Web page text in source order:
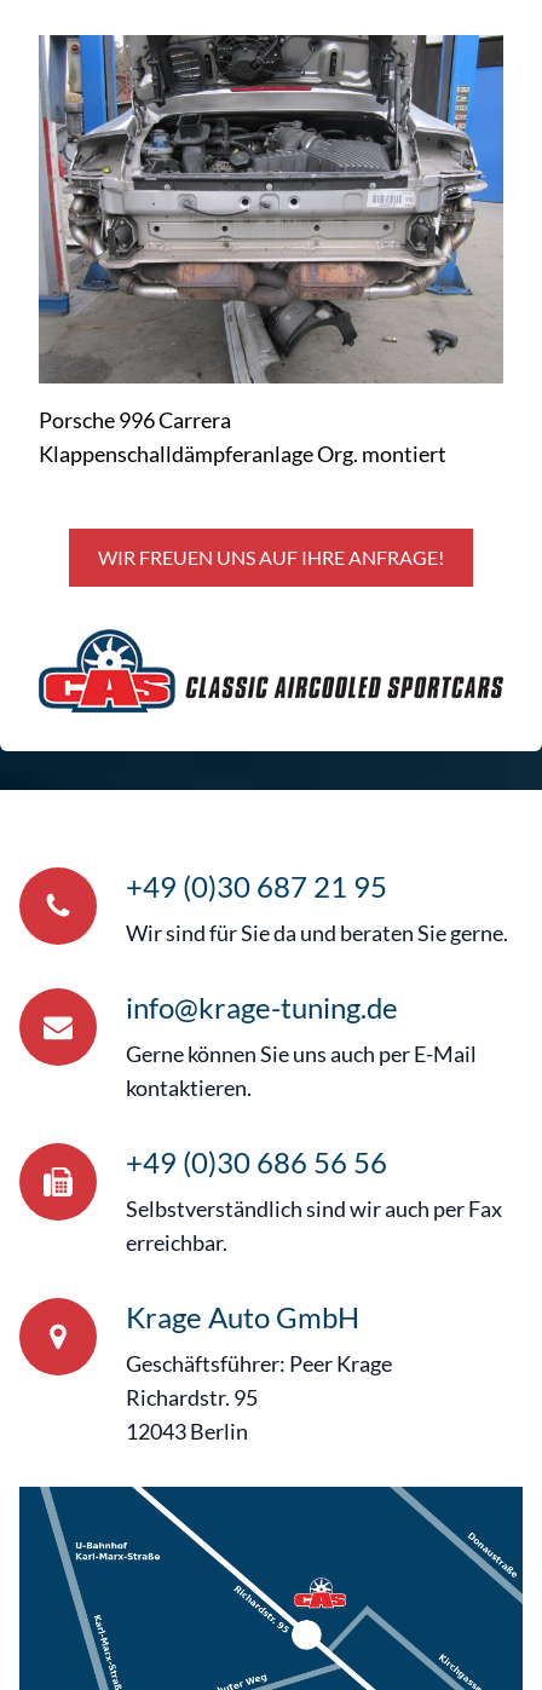
Porsche 996 Carrera
Klappenschalldämpferanlage Org. montiert
WIR FREUEN UNS AUF IHRE ANFRAGE!
+49 (0)30 687 21 95
Wir sind für Sie da und beraten Sie gerne.
info@krage-tuning.de
Gerne können Sie uns auch per E-Mail
kontaktieren.
+49 (0)30 686 56 56
Selbstverständlich sind wir auch per Fax
erreichbar.
Krage Auto GmbH
Geschäftsführer: Peer Krage
Richardstr. 95
12043 Berlin